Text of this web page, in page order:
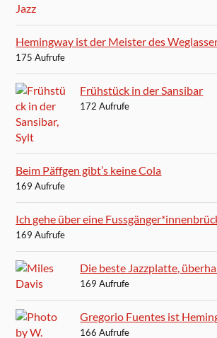
Hemingway ist der Meister des
175 Aufrufe
Frühstück in der Sansibar
172 Aufrufe
Beim Päffgen gibt’s keine Cola
169 Aufrufe
Ich gehe über eine
169 Aufrufe
Die beste Jazzplatte,
169 Aufrufe
Gregorio Fuentes ist
166 Aufrufe